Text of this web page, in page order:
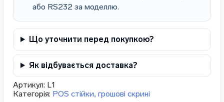
або RS232 за моделлю.
Що уточнити перед покупкою?
Як відбувається доставка?
Артикул: L1
Категорія: POS стійки, грошові скрині